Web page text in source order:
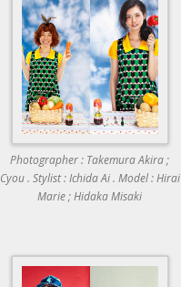
Photographer : Takemura Akira ;
Cyou . Stylist : Ichida Ai . Model : Hirai
Marie ; Hidaka Misaki